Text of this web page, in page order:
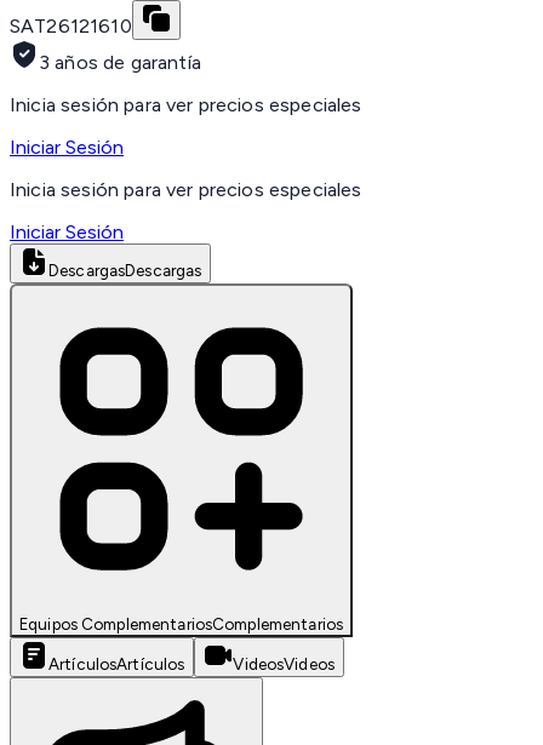
SAT26121610
3 años de garantía
Inicia sesión para ver precios especiales
Iniciar Sesión
Inicia sesión para ver precios especiales
Iniciar Sesión
DescargasDescargas
Equipos ComplementariosComplementarios
ArtículosArtículos VideosVideos